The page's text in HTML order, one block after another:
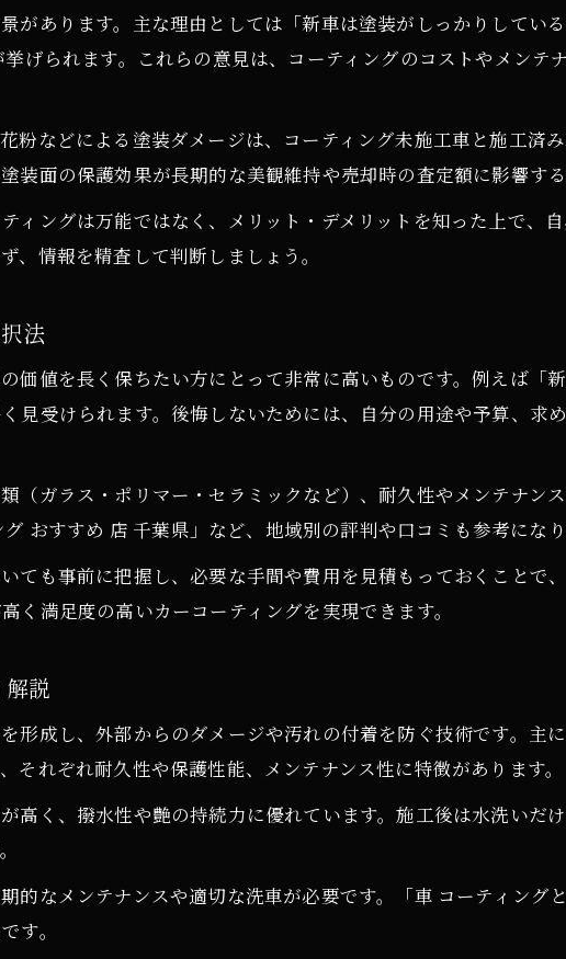
カーコーティング選択時のポイントと注意点
知識豊富な人が実践する新車コーティング術
車 コーティングとはを理解し後悔を回避
コーティング施工後のNG行動と対策
カーコーティング後やってはいけない行動集
コーティング車で避けたいメンテナンスの落とし穴
知識豊富な人が実践する施工後の注意点
夜洗車を避けるべき理由と実践アドバイス
夜洗車がコーティングに与える影響と注意点
夜洗車しない方がいい理由を知識豊富に解説
コーティング後の洗車のタイミングとコツ
カーコーティングの持続性を高める洗車術
があります。主な理由としては「新車は塗装がしっかりしてい
げられます。これらの意見は、コーティングのコストやメンテ
粉などによる塗装ダメージは、コーティング未施工車と施工済
装面の保護効果が長期的な美観維持や売却時の査定額に影響す
ィングは万能ではなく、メリット・デメリットを知った上で、
、情報を精査して判断しましょう。
法
価値を長く保ちたい方にとって非常に高いものです。例えば「
見受けられます。後悔しないためには、自分の用途や予算、求
（ガラス・ポリマー・セラミックなど）、耐久性やメンテナン
おすすめ 店 千葉県」など、地域別の評判や口コミも参考になり
ても事前に把握し、必要な手間や費用を見積もっておくことで
満足度の高いカーコーティングを実現できます。
説
形成し、外部からのダメージや汚れの付着を防ぐ技術です。主
それぞれ耐久性や保護性能、メンテナンス性に特徴があります。
高く、撥水性や艶の持続力に優れています。施工後は水洗いだ
的なメンテナンスや適切な洗車が必要です。「車 コーティング
す。